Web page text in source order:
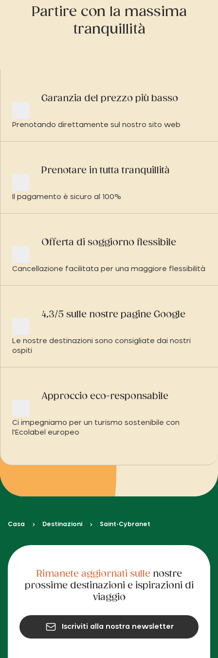
Partire con la massima
tranquillità
Garanzia del prezzo più basso
Prenotando direttamente sul nostro sito web
Prenotare in tutta tranquillità
Il pagamento è sicuro al 100%
Offerta di soggiorno flessibile
Cancellazione facilitata per una maggiore flessibilità
4,3/5 sulle nostre pagine Google
Le nostre destinazioni sono consigliate dai nostri
ospiti
Approccio eco-responsabile
Ci impegniamo per un turismo sostenibile con
l'Ecolabel europeo
Casa Destinazioni Saint-Cybranet
Rimanete aggiornati sullenostre
prossime destinazioni e ispirazioni di
viaggio
Iscriviti alla nostra newsletter